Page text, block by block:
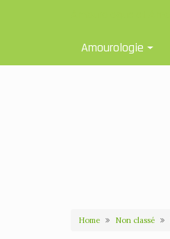
Amourologie
Home Non classé